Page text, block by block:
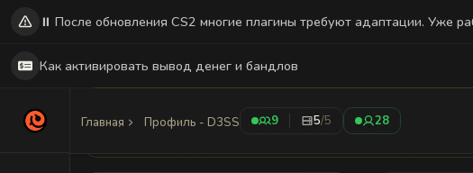
Главная Профиль - D3SS 9 5/5 28
Это временный профиль для D3SS. Этот пользователь не
⏸️ После обновления CS2 многие плагины требуют адаптации. Уже
Как активировать вывод денег и бандлов